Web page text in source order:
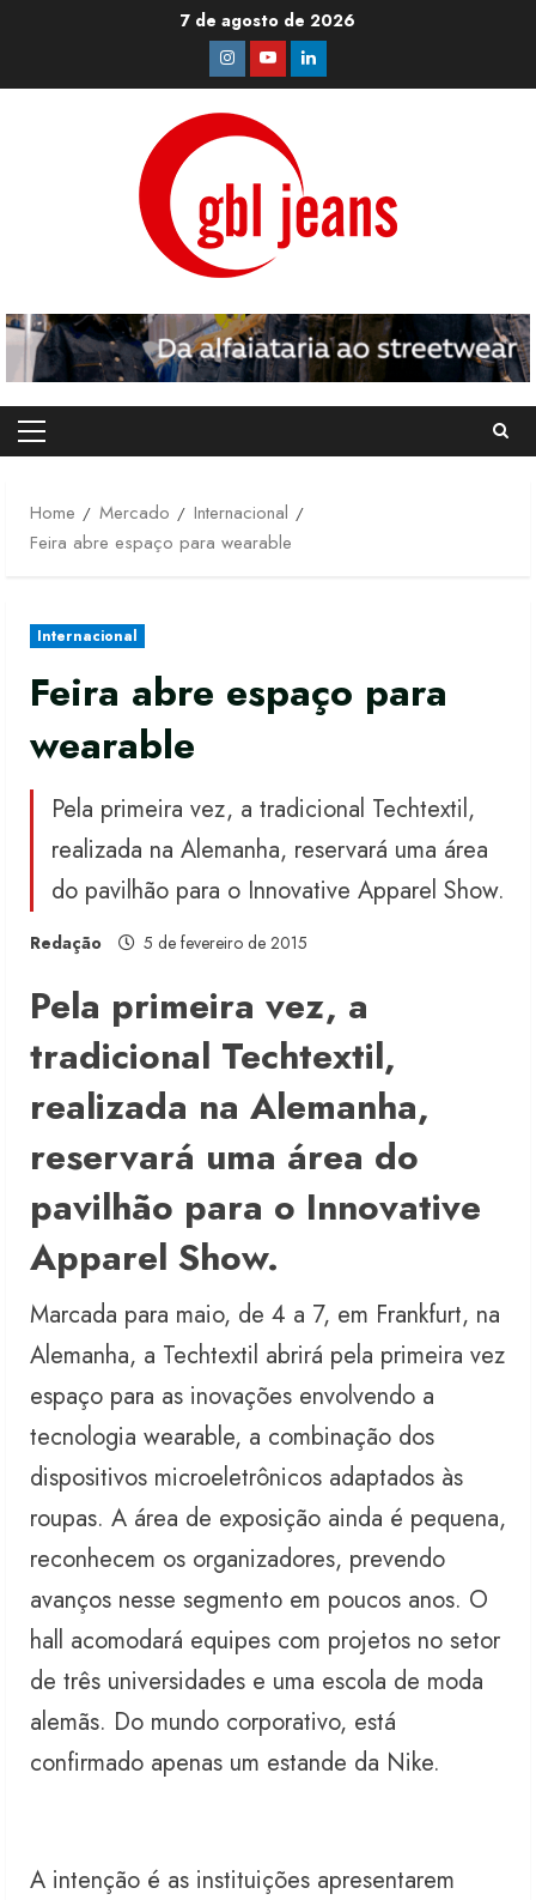
7 de agosto de 2026
Instagram
YoutubeLinkedin
Primary
Home
Mercado
Internacional
Feira abre espaço para wearable
Internacional
Feira abre espaço para
wearable
Pela primeira vez, a tradicional Techtextil,
realizada na Alemanha, reservará uma área
do pavilhão para o Innovative Apparel Show.
Redação 5 de fevereiro de 2015
Pela primeira vez, a
tradicional Techtextil,
realizada na Alemanha,
reservará uma área do
pavilhão para o Innovative
Apparel Show.
Marcada para maio, de 4 a 7, em Frankfurt, na
Alemanha, a Techtextil abrirá pela primeira vez
espaço para as inovações envolvendo a
tecnologia wearable, a combinação dos
dispositivos microeletrônicos adaptados às
roupas. A área de exposição ainda é pequena,
reconhecem os organizadores, prevendo
avanços nesse segmento em poucos anos. O
hall acomodará equipes com projetos no setor
de três universidades e uma escola de moda
alemãs. Do mundo corporativo, está
confirmado apenas um estande da Nike.
A intenção é as instituições apresentarem